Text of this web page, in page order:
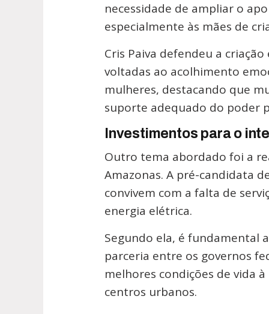
necessidade de ampliar o
especialmente às mães de
Cris Paiva defendeu a
voltadas ao acolhimento
mulheres, destacando que
suporte adequado do poder
Investimentos para o
Outro tema abordado foi a
Amazonas. A pré-candidata
convivem com a falta de
energia elétrica.
Segundo ela, é fundamental
parceria entre os governos
melhores condições de vida
centros urbanos.